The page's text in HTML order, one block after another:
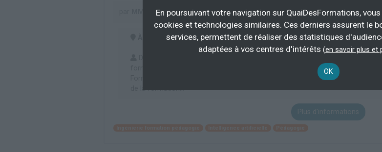
MMC Formations
À distance 14 h
de la formation...
Plus d'informations
En poursuivant votre navigation sur QuaiDesFormations,
cookies et technologies similaires. Ces derniers assurent le
services, permettent de réaliser des statistiques
adaptées à vos centres d'intérêts (en savoir plus et
OK